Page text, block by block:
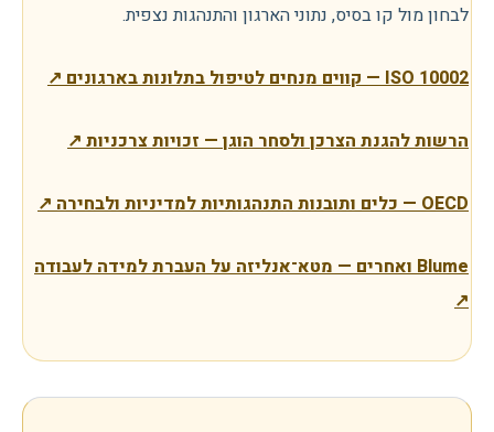
לבחון מול קו בסיס, נתוני הארגון והתנהגות נצפית.
ISO 10002 — קווים מנחים לטיפול בתלונות בארגונים ↗
הרשות להגנת הצרכן ולסחר הוגן — זכויות צרכניות↗
OECD — כלים ותובנות התנהגותיות למדיניות ולבחירה ↗
Blume ואחרים — מטא־אנליזה על העברת למידה לעבודה
↗